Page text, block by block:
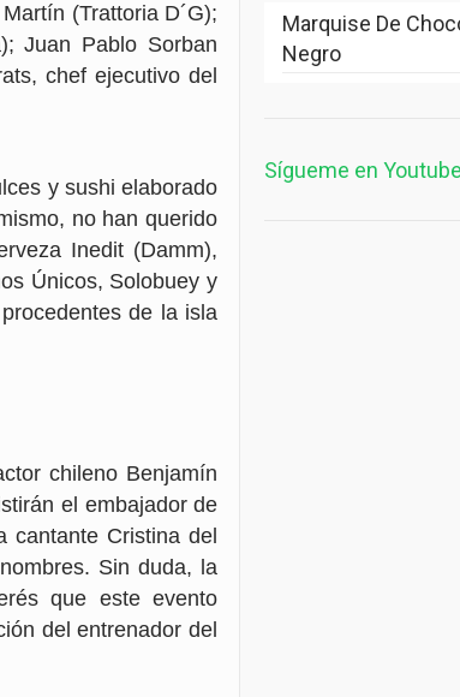
(Trattoria D´G);
Juan Pablo Sorban
chef ejecutivo del
y sushi elaborado
no han querido
Inedit (Damm),
Únicos, Solobuey y
de la isla
chileno Benjamín
el embajador de
cantante Cristina del
Sin duda, la
que este evento
del entrenador del
Marquise De
Negro
Sígueme en Youtube